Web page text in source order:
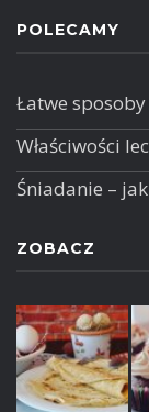
POLECAMY
Łatwe
Właściwości
Śniadanie –
ZOBACZ